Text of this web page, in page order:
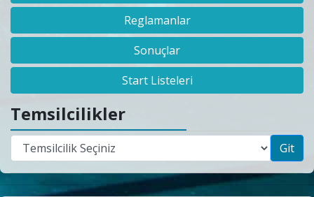
Reglamanlar
Sonuçlar
Start Listeleri
Temsilcilikler
Git